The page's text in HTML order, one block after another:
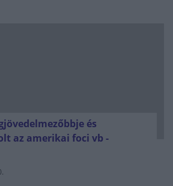
és
az amerikai foci vb -